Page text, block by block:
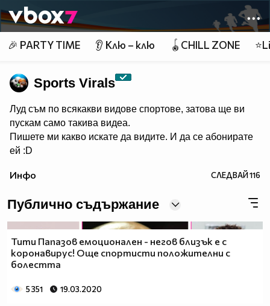
👾
🎉 PARTY TIME 👂 Клю – клю 🪀CHILL ZONE
Sports Virals
Луд съм по всякакви видове спортове, затова ще ви
пускам само такива видеа.
Пишете ми какво искате да видите. И да се абонирате
ей :D
Инфо СЛЕДВАЙ116
Публично съдържание
Тити Папазов емоционален - негов близък е с
коронавирус! Още спортисти положителни с
болестта
5 351 19.03.2020